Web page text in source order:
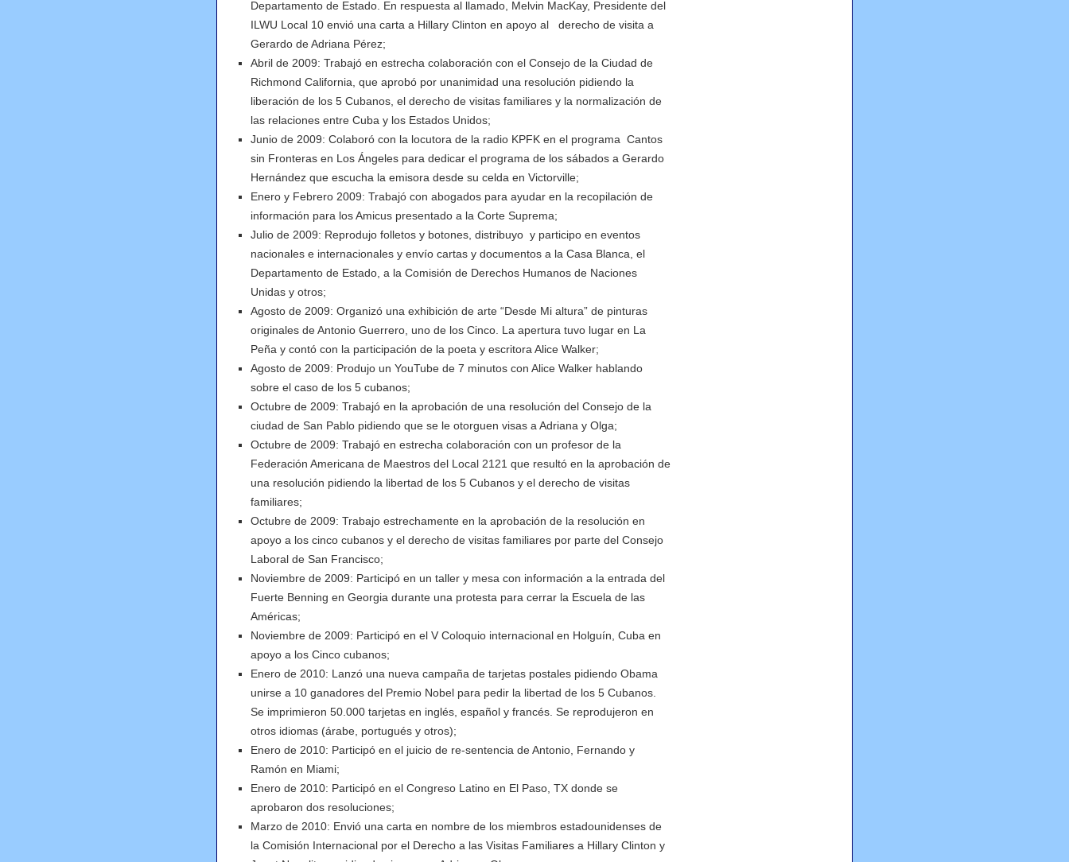
Departamento de Estado. En respuesta al llamado, Melvin MacKay, Presidente del
ILWU Local 10 envió una carta a Hillary Clinton en apoyo al derecho de visita a
Gerardo de Adriana Pérez;
Abril de 2009: Trabajó en estrecha colaboración con el Consejo de la Ciudad de
Richmond California, que aprobó por unanimidad una resolución pidiendo la
liberación de los 5 Cubanos, el derecho de visitas familiares y la normalización de
las relaciones entre Cuba y los Estados Unidos;
Junio de 2009: Colaboró con la locutora de la radio KPFK en el programa Cantos
sin Fronteras en Los Ángeles para dedicar el programa de los sábados a Gerardo
Hernández que escucha la emisora desde su celda en Victorville;
Enero y Febrero 2009: Trabajó con abogados para ayudar en la recopilación de
información para los Amicus presentado a la Corte Suprema;
Julio de 2009: Reprodujo folletos y botones, distribuyo y participo en eventos
nacionales e internacionales y envío cartas y documentos a la Casa Blanca, el
Departamento de Estado, a la Comisión de Derechos Humanos de Naciones
Unidas y otros;
Agosto de 2009: Organizó una exhibición de arte “Desde Mi altura” de pinturas
originales de Antonio Guerrero, uno de los Cinco. La apertura tuvo lugar en La
Peña y contó con la participación de la poeta y escritora Alice Walker;
Agosto de 2009: Produjo un YouTube de 7 minutos con Alice Walker hablando
sobre el caso de los 5 cubanos;
Octubre de 2009: Trabajó en la aprobación de una resolución del Consejo de la
ciudad de San Pablo pidiendo que se le otorguen visas a Adriana y Olga;
Octubre de 2009: Trabajó en estrecha colaboración con un profesor de la
Federación Americana de Maestros del Local 2121 que resultó en la aprobación de
una resolución pidiendo la libertad de los 5 Cubanos y el derecho de visitas
familiares;
Octubre de 2009: Trabajo estrechamente en la aprobación de la resolución en
apoyo a los cinco cubanos y el derecho de visitas familiares por parte del Consejo
Laboral de San Francisco;
Noviembre de 2009: Participó en un taller y mesa con información a la entrada del
Fuerte Benning en Georgia durante una protesta para cerrar la Escuela de las
Américas;
Noviembre de 2009: Participó en el V Coloquio internacional en Holguín, Cuba en
apoyo a los Cinco cubanos;
Enero de 2010: Lanzó una nueva campaña de tarjetas postales pidiendo Obama
unirse a 10 ganadores del Premio Nobel para pedir la libertad de los 5 Cubanos.
Se imprimieron 50.000 tarjetas en inglés, español y francés. Se reprodujeron en
otros idiomas (árabe, portugués y otros);
Enero de 2010: Participó en el juicio de re-sentencia de Antonio, Fernando y
Ramón en Miami;
Enero de 2010: Participó en el Congreso Latino en El Paso, TX donde se
aprobaron dos resoluciones;
Marzo de 2010: Envió una carta en nombre de los miembros estadounidenses de
la Comisión Internacional por el Derecho a las Visitas Familiares a Hillary Clinton y